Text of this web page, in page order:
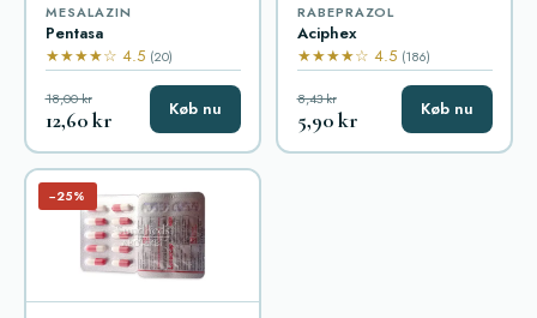
MESALAZIN
Pentasa
★★★★☆ 4.5 (20)
18,00 kr
12,60 kr Køb nu
RABEPRAZOL
Aciphex
★★★★☆ 4.5 (186)
8,43 kr
5,90 kr Køb nu
−25%